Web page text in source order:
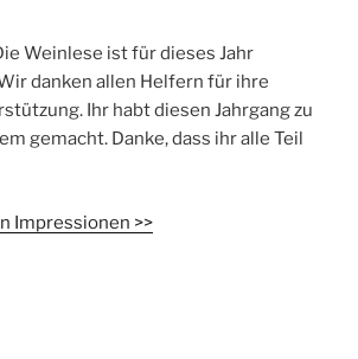
Weinlese ist für dieses Jahr
danken allen Helfern für ihre
Ihr habt diesen Jahrgang zu
gemacht. Danke, dass ihr alle Teil
Impressionen >>